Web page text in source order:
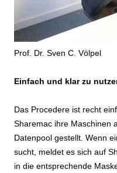
Prof. Dr. Sven C. Völpel
Einfach und klar zu
Das Procedere ist recht
Sharemac ihre Maschinen
Datenpool gestellt. Wenn
sucht, meldet es sich auf
in die entsprechende